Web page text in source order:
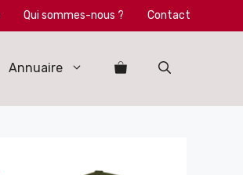
Qui sommes-nous ? Contact
Annuaire